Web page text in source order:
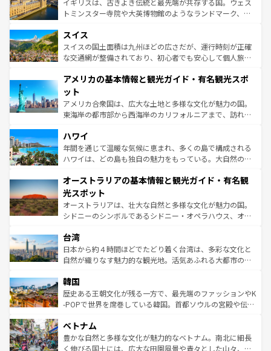
も豊かな歴史と文化が息づいている。パリ以外の個性あふ
を参照してほしい。
してライン川沿いのワイン畑といった風景は必見。ビール
は、お酒好きな人にはぜひ体験してほしい。 なお、新着の
ドイツ情報はコンテンツ一覧を参照してほしい。
イギリスは、古きよき伝統と最先端が共存する国。ウェス
トミンスター寺院や大英博物館のようなランドマーク、歴
リアごとに異なる魅力がある。また、優雅なアフタヌーン
ティー、ビール好きにはたまらない英国パブ、サッカー観
戦など、本場だからこそできる体験も豊富。イギリスを旅
ンツ一覧を参照してほしい。
スイス
スイスの国土面積は九州ほどの広さだが、運行時刻が正確
な交通網が整備されており、初心者でも安心して個人旅行
の建物がそのまま残る町や、スイスならではのユニークな
博物館もあり、アルプス観光だけでなく町歩きも満喫する
ことができる。国民の所得が高いため物価も高いが、旅行
者向けの交通パス提供のサービスもあり、うまく活用すれ
着のスイス情報は
アメリカの基本情報と観光ガイド・有名観光スポ
ット
アメリカ合衆国は、広大な土地と多様な文化が魅力の国。
東海岸の都市部から西海岸のカリフォルニアまで、訪れる
のような巨大都市は、観光、ショッピング、エンターテイ
ンメントが詰まった刺激的なスポットだ。一方、アメリカ
西部には大自然が広がり、グランドキャニオンやイエロー
部のニューオーリンズでは、音楽と美食が融合した独特の
文化が魅力。旅行者はアメリカの各地域で異なる魅力を楽
しみながら、その多様性と豊かな歴史を感じることができ
るだろう。車でのロードトリップや列車の旅も、アメリカ
情報は
ハワイ
年間を通じて温暖な気候に恵まれ、多くの島で構成される
ハワイは、どの島も独自の魅力をもっている。大自然の神
ワイ島は見逃せない。また、定番の観光地といえばオアフ
島だが、静かな自然を求めるならマウイ島やカウアイ島が
おすすめ。エメラルドグリーンに輝く海をはじめ、豊かな
文化や歴史が息づいている。「アロハスピリット」と呼ば
人々、おいしいローカルフードやハワイアンミュージッ
ク、伝統的なフラダンスなど、すべてがハワイの魅力を彩
っている。訪れるたびに新しい発見と感動が待っているハ
はコンテンツ一覧
オーストラリアの基本情報と観光ガイド・有名観
光スポット
オーストラリアは、壮大な自然と多様な文化が魅力の国。
シドニーのシンボルであるシドニー・オペラハウス、オー
リアリーフや大陸中央部にそびえるウルル（エアーズロッ
ク）、タスマニアの美しい原生林やケアンズの熱帯雨林な
ど、見どころがたくさん。また、カフェやワイン、オージ
いる。アクティビティも充実しており、サーフィンやダイ
ビング、ハイキングなど、アウトドア好きにはたまらな
い。オーストラリアの多彩な魅力を存分に味わいつくそ
参照してほしい。
台湾
日本から約４時間ほどでたどり着く台湾は、多彩な文化と
自然が織りなす魅力的な観光地。活気あふれる大都市の台
ン）、静ひつな山岳地帯である台湾東部など、都市の喧騒
と山間の静けさが共存しており、訪れる人に新しい発見と
驚きをもたらしてくれる。また、奥深い台湾の食文化も魅
容にもいいと評判のスイーツなど、バラエティ豊かな料理
が味わえる。 なお、新着の台湾情報は コンテンツ一覧を参
照してほしい。
韓国
歴史ある王朝文化が残る一方で、最先端のファッションやK
-POPで世界を席巻している韓国。首都ソウルの宮殿や伝統
き、地方に足を延ばせば四季折々の自然美を楽しむことが
できる。そして、キムチや焼肉、絶品のストリートフード
まで、さまざまな韓国料理が待っている。夜には、韓国な
ベトナム
豊かな自然と多様な文化が魅力的なベトナム。南北に細長
く伸びる国土には、広大な田園風景や青々とした山々、世